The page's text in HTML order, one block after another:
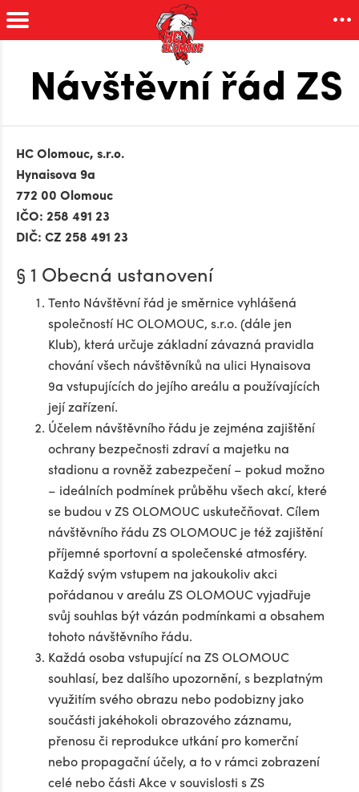
Návštěvní řád ZS
HC Olomouc, s.r.o.
Hynaisova 9a
772 00 Olomouc
IČO: 258 491 23
DIČ: CZ 258 491 23
§ 1 Obecná ustanovení
Tento Návštěvní řád je směrnice vyhlášená
společností HC OLOMOUC, s.r.o. (dále jen
Klub), která určuje základní závazná pravidla
chování všech návštěvníků na ulici Hynaisova
9a vstupujících do jejího areálu a používajících
její zařízení.
Účelem návštěvního řádu je zejména zajištění
ochrany bezpečnosti zdraví a majetku na
stadionu a rovněž zabezpečení – pokud možno
– ideálních podmínek průběhu všech akcí, které
se budou v ZS OLOMOUC uskutečňovat. Cílem
návštěvního řádu ZS OLOMOUC je též zajištění
příjemné sportovní a společenské atmosféry.
Každý svým vstupem na jakoukoliv akci
pořádanou v areálu ZS OLOMOUC vyjadřuje
svůj souhlas být vázán podmínkami a obsahem
tohoto návštěvního řádu.
Každá osoba vstupující na ZS OLOMOUC
souhlasí, bez dalšího upozornění, s bezplatným
využitím svého obrazu nebo podobizny jako
součásti jakéhokoli obrazového záznamu,
přenosu či reprodukce utkání pro komerční
nebo propagační účely, a to v rámci zobrazení
celé nebo části Akce v souvislosti s ZS